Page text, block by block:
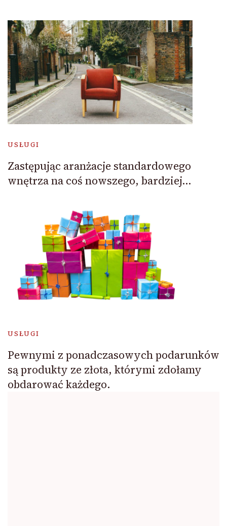
USŁUGI
Zastępując aranżacje standardowego
wnętrza na coś nowszego, bardziej…
USŁUGI
Pewnymi z ponadczasowych podarunków
są produkty ze złota, którymi zdołamy
obdarować każdego.